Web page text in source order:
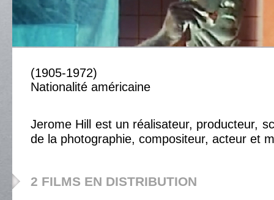
(1905-1972)
Nationalité américaine
Jerome Hill est un réalisateur, producteur,
de la photographie, compositeur, acteur et
2 FILMS EN DISTRIBUTION